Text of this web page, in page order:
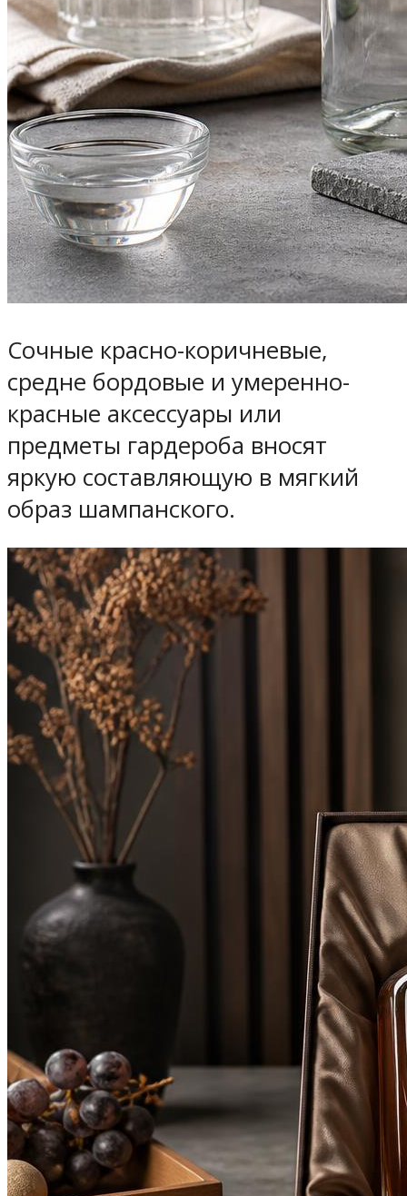
Сочные красно-коричневые,
средне бордовые и умеренно-
красные аксессуары или
предметы гардероба вносят
яркую составляющую в мягкий
образ шампанского.